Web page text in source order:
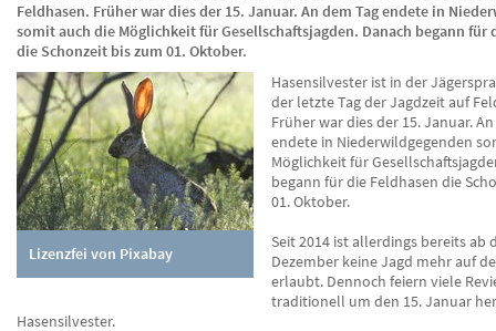
Feldhasen. Früher war dies der 15. Januar. An dem Tag endete in
somit auch die Möglichkeit für Gesellschaftsjagden. Danach begann für
die Schonzeit bis zum 01. Oktober.
Lizenzfei von Pixabay
Hasensilvester ist in der
der letzte Tag der Jagdzeit auf
Früher war dies der 15. Januar.
endete in Niederwildgegenden
Möglichkeit für
begann für die Feldhasen die
01. Oktober.
Seit 2014 ist allerdings bereits ab
Dezember keine Jagd mehr auf
erlaubt. Dennoch feiern viele
traditionell um den 15. Januar
Hasensilvester.